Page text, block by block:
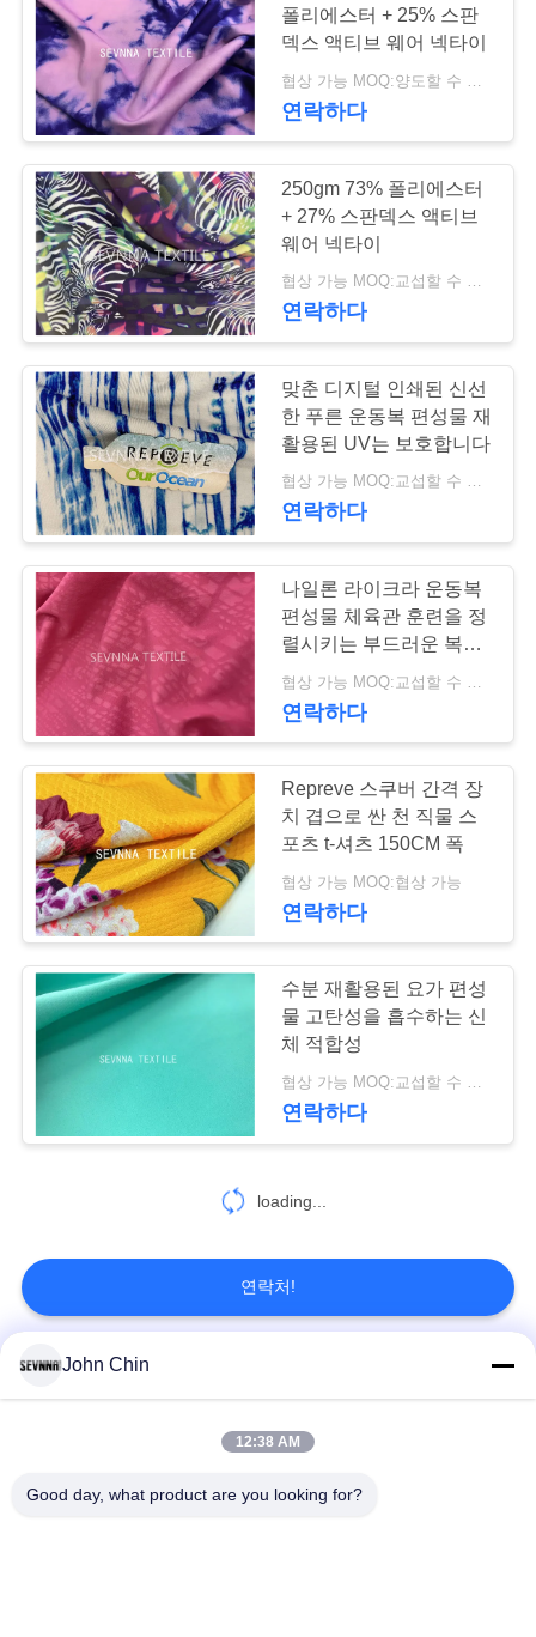
세
사
PRIVACY
POLICY
폴리에스터 + 25% 스판
덱스 액티브 웨어 넥타이
협상 가능 MOQ:양도할 수 있는
연락하다
250gm 73% 폴리에스터
+ 27% 스판덱스 액티브
웨어 넥타이
협상 가능 MOQ:교섭할 수 있습니다
연락하다
맞춘 디지털 인쇄된 신선
한 푸른 운동복 편성물 재
활용된 UV는 보호합니다
협상 가능 MOQ:교섭할 수 있습니다
연락하다
나일론 라이크라 운동복
편성물 체육관 훈련을 정
렬시키는 부드러운 복고
는 빨갛게 일어났습니다
연락하다
Repreve 스쿠버 간격 장
치 겹으로 싼 천 직물 스
포츠 t-셔츠 150CM 폭
협상 가능 MOQ:협상 가능
연락하다
수분 재활용된 요가 편성
물 고탄성을 흡수하는 신
체 적합성
협상 가능 MOQ:교섭할 수 있습니다
연락하다
loading...
연락처!
John Chin
12:38 AM
Good day, what product are you looking for?